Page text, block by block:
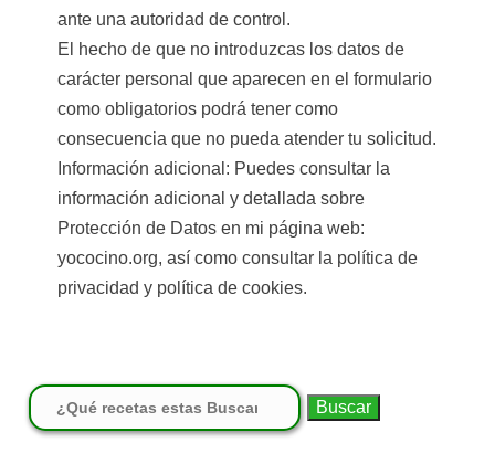
ante una autoridad de control.
El hecho de que no introduzcas los datos de
carácter personal que aparecen en el formulario
como obligatorios podrá tener como
consecuencia que no pueda atender tu solicitud.
Información adicional: Puedes consultar la
información adicional y detallada sobre
Protección de Datos en mi página web:
yococino.org, así como consultar la política de
privacidad y política de cookies.
Buscar: